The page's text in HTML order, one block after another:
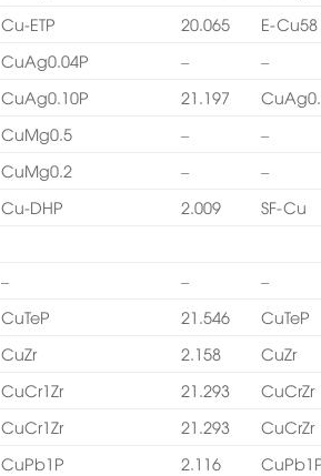
Cu-ETP 20.065
E-Cu58
CuAg0.04P –
–
CuAg0.10P 21.197
CuMg0.5 –
–
CuMg0.2 –
–
Cu-DHP 2.009 SF-Cu
– –
–
CuTeP 21.546
CuTeP
CuZr 2.158
CuZr
CuCr1Zr 21.293
CuCrZr
CuCr1Zr 21.293
CuCrZr
CuPb1P 2.116